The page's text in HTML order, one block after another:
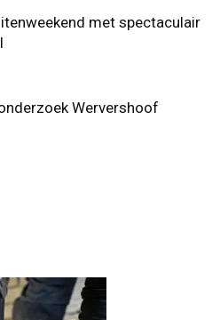
met spectaculair
Wervershoof